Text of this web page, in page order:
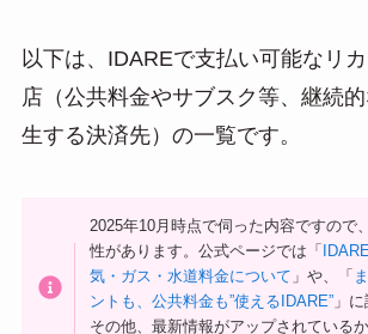
以下は、IDAREで支払い可能なリ
店（公共料金やサブスク等、継続
生する決済先）の一覧です。
2025年10月時点で伺った内容ですので
性があります。公式ページでは「
気・ガス・水道料金について 」や、「
ントも、公共料金も”使えるIDARE” 」
その他、最新情報がアップされている